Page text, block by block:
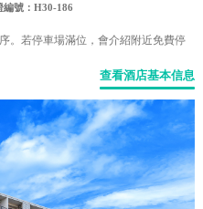
編號：H30-186
。若停車場滿位，會介紹附近免費停
查看酒店基本信息